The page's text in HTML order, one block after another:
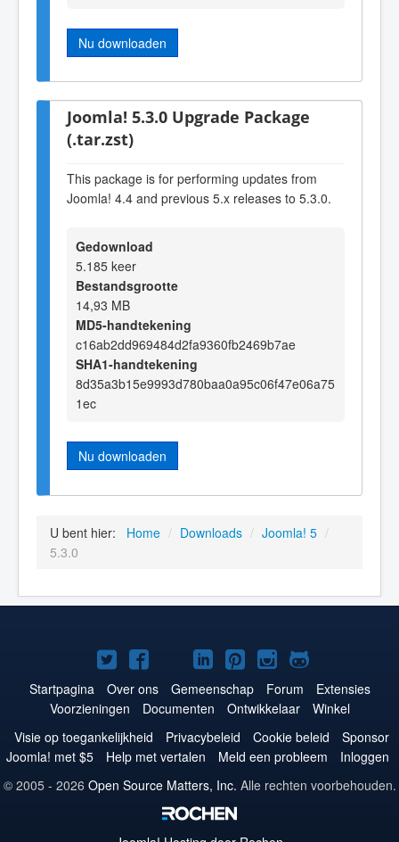
Nu downloaden
Joomla! 5.3.0 Upgrade Package
(.tar.zst)
This package is for performing updates from
Joomla! 4.4 and previous 5.x releases to 5.3.0.
Gedownload
5.185 keer
Bestandsgrootte
14,93 MB
MD5-handtekening
c16ab2dd969484d2fa9360fb2469b7ae
SHA1-handtekening
8d35a3b15e9993d780baa0a95c06f47e06a75
1ec
Nu downloaden
U bent hier: Home / Downloads / Joomla! 5 /
5.3.0
Joomla!
op
Twitter
Joomla!
op
Facebook
Joomla!
op
YouTube
Joomla!
op
LinkedIn
Joomla!
op
Pinterest
Joomla!
op
Instagram
Joomla!
op
GitHub
Startpagina Over ons Gemeenschap Forum
Extensies
Voorzieningen
Documenten Ontwikkelaar
Winkel
Visie op toegankelijkheid
Privacybeleid Cookie beleid
Sponsor
Joomla! met $5
Help met vertalen Meld een probleem
Inloggen
© 2005 - 2026 Open Source Matters, Inc. Alle rechten voorbehouden.